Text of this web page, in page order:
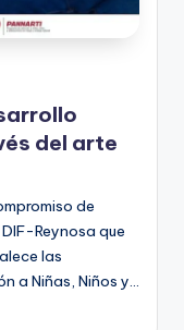
del arte
de
Reynosa que
las
a Niñas, Niños y…